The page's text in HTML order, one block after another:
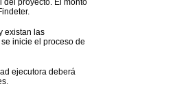
del proyecto. El monto
existan las
inicie el proceso de
ejecutora deberá